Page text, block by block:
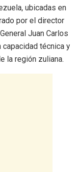
ubicadas en
por el director
Juan Carlos
técnica y
la región zuliana.